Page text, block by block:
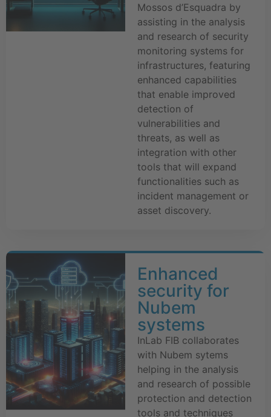
Mossos d’Esquadra by
assisting in the analysis
and research of security
monitoring systems for
infrastructures, featuring
enhanced capabilities
that enable improved
detection of
vulnerabilities and
threats, as well as
integration with other
tools that will expand
functionalities such as
incident management or
asset discovery.
Enhanced
security for
Nubem
systems
InLab FIB collaborates
with Nubem sytems
helping in the analysis
and research of possible
protection and detection
tools and techniques